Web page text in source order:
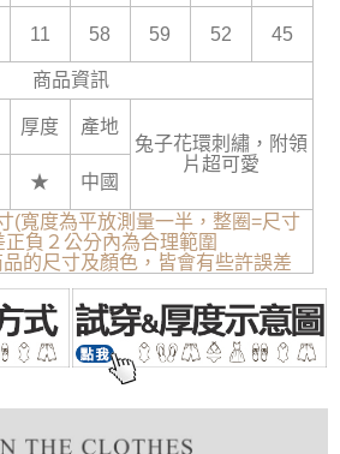
11 58 59 52 45
商品資訊
厚度
產地
兔子花環刺繡，附領
片超可愛
★
中國
(寬度為平放測量一半，整圈=尺寸
正負２公分內為合理範圍
的尺寸及顏色，皆會有些許誤差